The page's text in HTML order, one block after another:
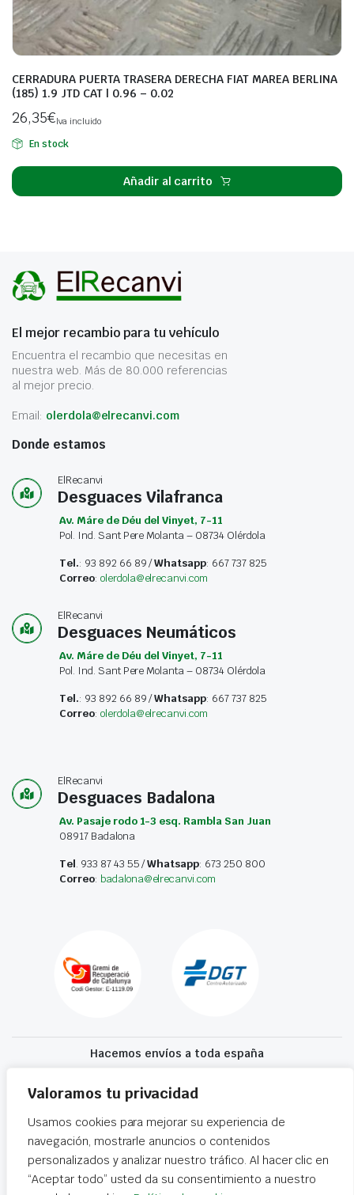
Valoramos tu privacidad
Usamos cookies para mejorar su experiencia de
navegación, mostrarle anuncios o contenidos
personalizados y analizar nuestro tráfico. Al hacer clic en
“Aceptar todo” usted da su consentimiento a nuestro
CERRADURA PUERTA TRASERA DERECHA FIAT MAREA BERLINA
(185) 1.9 JTD CAT | 0.96 – 0.02
26,35€Iva incluido
En stock
Añadir al carrito
El mejor recambio para tu vehículo
Encuentra el recambio que necesitas en
nuestra web. Más de 80.000 referencias
al mejor precio.
Email: olerdola@elrecanvi.com
Donde estamos
ElRecanvi
Desguaces Vilafranca
Av. Máre de Déu del Vinyet, 7-11
Pol. Ind. Sant Pere Molanta – 08734 Olérdola
Tel.: 93 892 66 89 /Whatsapp: 667 737 825
Correo: olerdola@elrecanvi.com
ElRecanvi
Desguaces Neumáticos
Av. Máre de Déu del Vinyet, 7-11
Pol. Ind. Sant Pere Molanta – 08734 Olérdola
Tel.: 93 892 66 89 /Whatsapp: 667 737 825
Correo: olerdola@elrecanvi.com
ElRecanvi
Desguaces Badalona
Av. Pasaje rodo 1-3 esq. Rambla San Juan
08917 Badalona
Tel. 933 87 43 55 /Whatsapp: 673 250 800
Correo: badalona@elrecanvi.com
Hacemos envíos a toda españa
Recibe tu recambio en 24-72 horas
Desguaces El Recanvi 2026 ©Condiciones generales·Declaración de